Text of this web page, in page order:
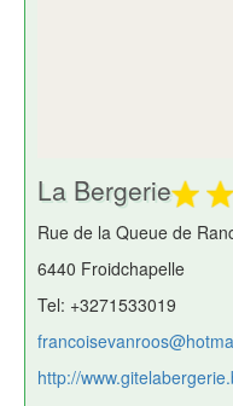
La Bergerie
Rue de la Queue de
6440 Froidchapelle
Tel: +3271533019
http://